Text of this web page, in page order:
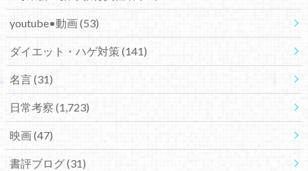
youtube•動画(53)
ダイエット・ハゲ対策(141)
名言(31)
日常考察 (1,723)
映画(47)
書評ブログ(31)